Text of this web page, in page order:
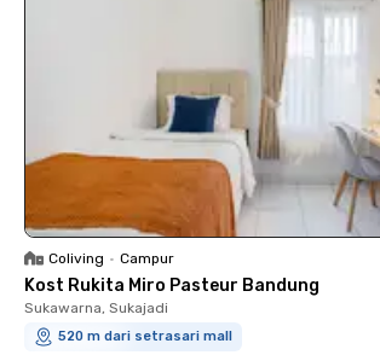
Coliving • Campur
Kost Rukita Miro Pasteur Bandung
Sukawarna, Sukajadi
520 m dari setrasari mall